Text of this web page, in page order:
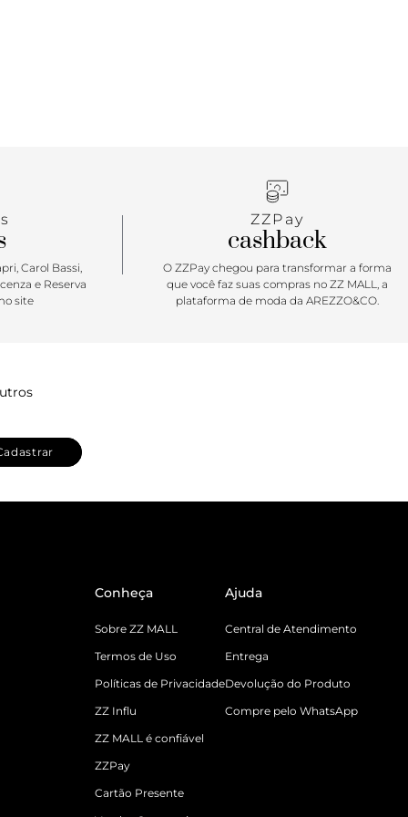
Carol Bassi,
e Reserva
site
ZZPay
cashback
O ZZPay chegou para transformar a forma
que você faz suas compras no ZZ MALL, a
plataforma de moda da AREZZO&CO.
Conheça
Sobre ZZ MALL
Termos de Uso
Políticas de Privacidade
ZZ Influ
ZZ MALL é confiável
ZZPay
Cartão Presente
Ajuda
Central de Atendimento
Entrega
Devolução do Produto
Compre pelo WhatsApp